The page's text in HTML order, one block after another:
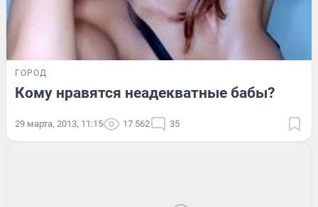
ГОРОД
Кому нравятся неадекватные бабы?
29 марта, 2013, 11:15 17 562 35